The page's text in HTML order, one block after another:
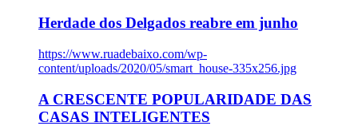
Herdade dos Delgados reabre em junho
https://www.ruadebaixo.com/wp-
content/uploads/2020/05/smart_house-335x256.jpg
A CRESCENTE POPULARIDADE DAS
CASAS INTELIGENTES